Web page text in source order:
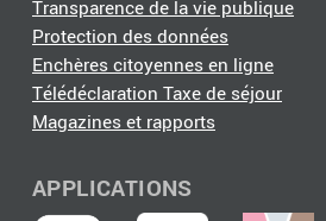
Transparence de la vie publique
Protection des données
Enchères citoyennes en ligne
Télédéclaration Taxe de séjour
Magazines et rapports
APPLICATIONS